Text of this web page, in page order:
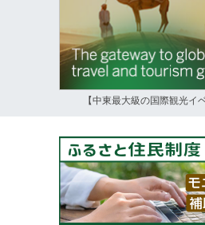
【中東最大級の国際観光イ